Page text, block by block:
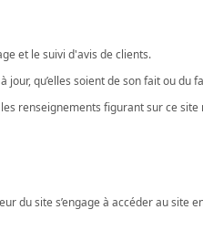
et le suivi d'avis de clients.
qu’elles soient de son fait ou
renseignements figurant sur ce
du site s’engage à accéder au